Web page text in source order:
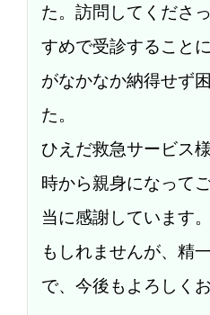
た。訪問してくださ
すめで受診すること
がなかなか納得せず
た。
ひえだ救急サービス
時から親身になって
当に感謝しています
もしれませんが、精
で、今後もよろしく